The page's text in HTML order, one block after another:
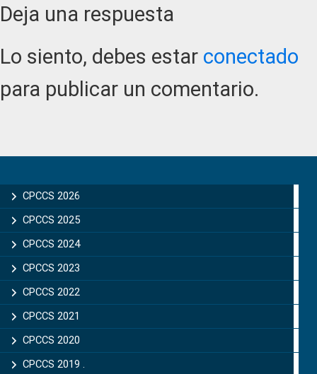
Reader
Interactions
Deja una respuesta
Lo siento, debes estar conectado
para publicar un comentario.
Sidebar
CPCCS 2026
CPCCS 2025
CPCCS 2024
CPCCS 2023
CPCCS 2022
CPCCS 2021
CPCCS 2020
CPCCS 2019 .